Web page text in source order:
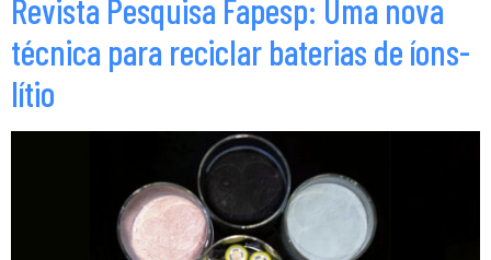
Revista Pesquisa Fapesp: Uma nova
técnica para reciclar baterias de íons-
lítio